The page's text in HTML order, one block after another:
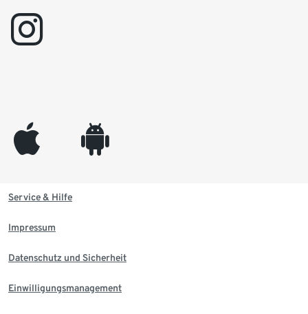
instagram
appleinc android
Service & Hilfe
Impressum
Datenschutz und Sicherheit
Einwilligungsmanagement